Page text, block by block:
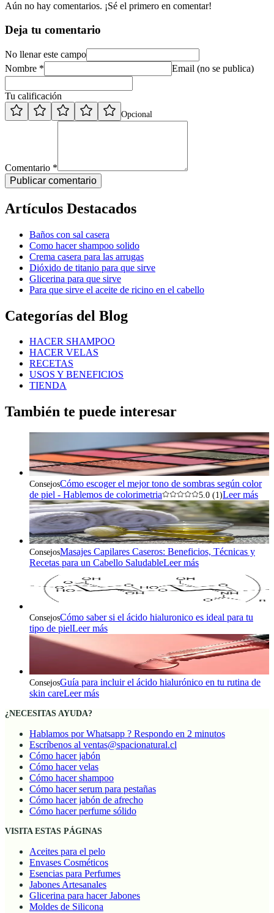
Aún no hay comentarios. ¡Sé el primero en comentar!
Deja tu comentario
No llenar este campo
Nombre *
Email (no se publica)
Tu calificación
Opcional
Comentario *
Publicar comentario
Artículos Destacados
Baños con sal casera
Como hacer shampoo solido
Crema casera para las arrugas
Dióxido de titanio para que sirve
Glicerina para que sirve
Para que sirve el aceite de ricino en el cabello
Categorías del Blog
HACER SHAMPOO
HACER VELAS
RECETAS
USOS Y BENEFICIOS
TIENDA
También te puede interesar
ConsejosCómo escoger el mejor tono de sombras según color
de piel - Hablemos de colorimetria
5.0 (1)Leer más
ConsejosMasajes Capilares Caseros: Beneficios, Técnicas y
Recetas para un Cabello SaludableLeer más
ConsejosCómo saber si el ácido hialuronico es ideal para tu
tipo de pielLeer más
ConsejosGuía para incluir el ácido hialurónico en tu rutina de
skin careLeer más
¿NECESITAS AYUDA?
Hablamos por Whatsapp ? Respondo en 2 minutos
Escríbenos al ventas@spacionatural.cl
Cómo hacer jabón
Cómo hacer velas
Cómo hacer shampoo
Cómo hacer serum para pestañas
Cómo hacer jabón de afrecho
Cómo hacer perfume sólido
VISITA ESTAS PÁGINAS
Aceites para el pelo
Envases Cosméticos
Esencias para Perfumes
Jabones Artesanales
Glicerina para hacer Jabones
Moldes de Silicona